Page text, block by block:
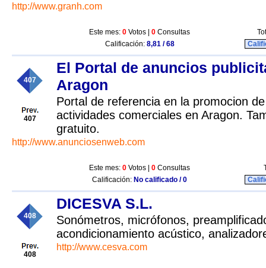
http://www.granh.com
Este mes: 0 Votos | 0 Consultas
Calificación: 8,81 / 68
407
407
El Portal de anuncios
Aragon
Portal de referencia en la promocion
actividades comerciales en Aragon.
gratuito.
http://www.anunciosenweb.com
Este mes: 0 Votos | 0 Consultas
Calificación: No calificado / 0
408
408
DICESVA S.L.
Sonómetros, micrófonos,
acondicionamiento acústico,
http://www.cesva.com